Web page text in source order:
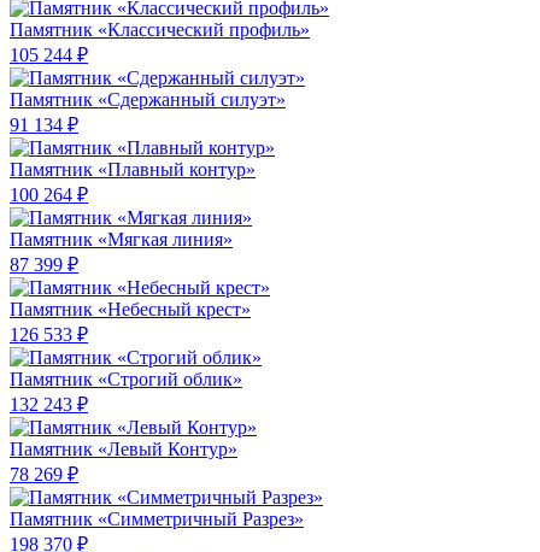
Памятник «Классический профиль»
105 244 ₽
Памятник «Сдержанный силуэт»
91 134 ₽
Памятник «Плавный контур»
100 264 ₽
Памятник «Мягкая линия»
87 399 ₽
Памятник «Небесный крест»
126 533 ₽
Памятник «Строгий облик»
132 243 ₽
Памятник «Левый Контур»
78 269 ₽
Памятник «Симметричный Разрез»
198 370 ₽